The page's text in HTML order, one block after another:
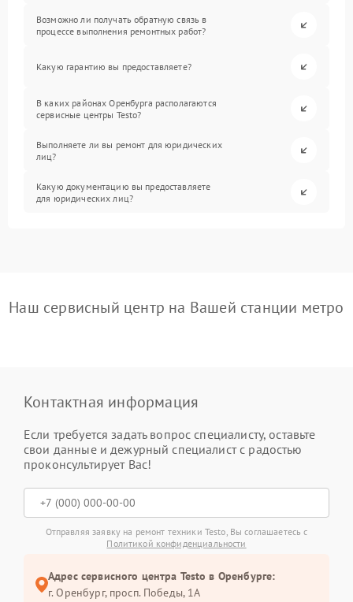
Возможно ли получать обратную связь в
процессе выполнения ремонтных работ?
Какую гарантию вы предоставляете?
В каких районах Оренбурга располагаются
сервисные центры Testo?
Выполняете ли вы ремонт для юридических
лиц?
Какую документацию вы предоставляете
для юридических лиц?
Наш сервисный центр на Вашей станции метро
Контактная информация
Если требуется задать вопрос специалисту, оставьте
свои данные и дежурный специалист с радостью
проконсультирует Вас!
Отправляя заявку на ремонт техники Testo, Вы соглашаетесь с
Политикой конфиденциальности
Адрес сервисного центра Testo в Оренбурге:
г. Оренбург, просп. Победы, 1А